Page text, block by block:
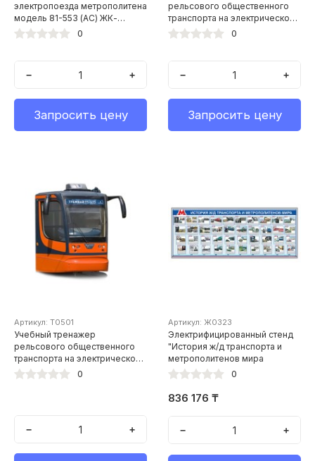
электропоезда метрополитена
модель 81-553 (АС) ЖК-
дисплей 42" (диагональ 107
0
− +
Запросить цену
рельсового общественного
транспорта на электрической
тяге "Трамвай 71-623"
0
− +
Запросить цену
Артикул: Т0501
Учебный тренажер
рельсового общественного
транспорта на электрической
тяге "Трамвай 71-623"
0
− +
Артикул: Ж0323
Электрифицированный стенд
"История ж/д транспорта и
метрополитенов мира
0
836 176 ₸
− +